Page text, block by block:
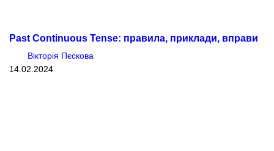
Past Continuous Tense: правила, приклади, вправи
Вікторія Пєскова
14.02.2024